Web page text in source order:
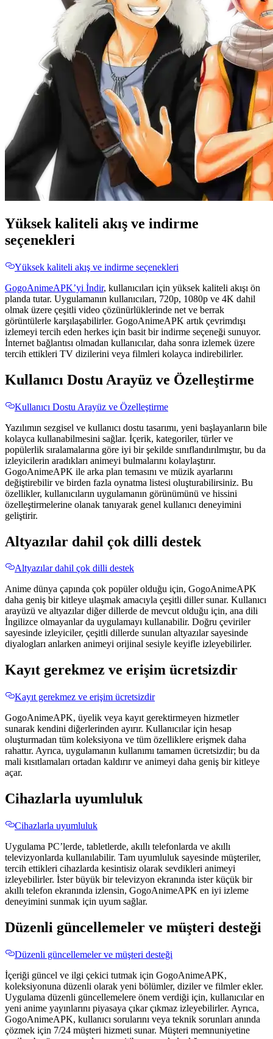
Yüksek kaliteli akış ve indirme
seçenekleri
Yüksek kaliteli akış ve indirme seçenekleri
GogoAnimeAPK’yi İndir, kullanıcıları için yüksek kaliteli akışı ön
planda tutar. Uygulamanın kullanıcıları, 720p, 1080p ve 4K dahil
olmak üzere çeşitli video çözünürlüklerinde net ve berrak
görüntülerle karşılaşabilirler. GogoAnimeAPK artık çevrimdışı
izlemeyi tercih eden herkes için basit bir indirme seçeneği sunuyor.
İnternet bağlantısı olmadan kullanıcılar, daha sonra izlemek üzere
tercih ettikleri TV dizilerini veya filmleri kolayca indirebilirler.
Kullanıcı Dostu Arayüz ve Özelleştirme
Kullanıcı Dostu Arayüz ve Özelleştirme
Yazılımın sezgisel ve kullanıcı dostu tasarımı, yeni başlayanların bile
kolayca kullanabilmesini sağlar. İçerik, kategoriler, türler ve
popülerlik sıralamalarına göre iyi bir şekilde sınıflandırılmıştır, bu da
izleyicilerin aradıkları animeyi bulmalarını kolaylaştırır.
GogoAnimeAPK ile arka plan temasını ve müzik ayarlarını
değiştirebilir ve birden fazla oynatma listesi oluşturabilirsiniz. Bu
özellikler, kullanıcıların uygulamanın görünümünü ve hissini
özelleştirmelerine olanak tanıyarak genel kullanıcı deneyimini
geliştirir.
Altyazılar dahil çok dilli destek
Altyazılar dahil çok dilli destek
Anime dünya çapında çok popüler olduğu için, GogoAnimeAPK
daha geniş bir kitleye ulaşmak amacıyla çeşitli diller sunar. Kullanıcı
arayüzü ve altyazılar diğer dillerde de mevcut olduğu için, ana dili
İngilizce olmayanlar da uygulamayı kullanabilir. Doğru çeviriler
sayesinde izleyiciler, çeşitli dillerde sunulan altyazılar sayesinde
diyalogları anlarken animeyi orijinal sesiyle keyifle izleyebilirler.
Kayıt gerekmez ve erişim ücretsizdir
Kayıt gerekmez ve erişim ücretsizdir
GogoAnimeAPK, üyelik veya kayıt gerektirmeyen hizmetler
sunarak kendini diğerlerinden ayırır. Kullanıcılar için hesap
oluşturmadan tüm koleksiyona ve tüm özelliklere erişmek daha
rahattır. Ayrıca, uygulamanın kullanımı tamamen ücretsizdir; bu da
mali kısıtlamaları ortadan kaldırır ve animeyi daha geniş bir kitleye
açar.
Cihazlarla uyumluluk
Cihazlarla uyumluluk
Uygulama PC’lerde, tabletlerde, akıllı telefonlarda ve akıllı
televizyonlarda kullanılabilir. Tam uyumluluk sayesinde müşteriler,
tercih ettikleri cihazlarda kesintisiz olarak sevdikleri animeyi
izleyebilirler. İster büyük bir televizyon ekranında ister küçük bir
akıllı telefon ekranında izlensin, GogoAnimeAPK en iyi izleme
deneyimini sunmak için uyum sağlar.
Düzenli güncellemeler ve müşteri desteği
Düzenli güncellemeler ve müşteri desteği
İçeriği güncel ve ilgi çekici tutmak için GogoAnimeAPK,
koleksiyonuna düzenli olarak yeni bölümler, diziler ve filmler ekler.
Uygulama düzenli güncellemelere önem verdiği için, kullanıcılar en
yeni anime yayınlarını piyasaya çıkar çıkmaz izleyebilirler. Ayrıca,
GogoAnimeAPK, kullanıcı sorularını veya teknik sorunları anında
çözmek için 7/24 müşteri hizmeti sunar. Müşteri memnuniyetine